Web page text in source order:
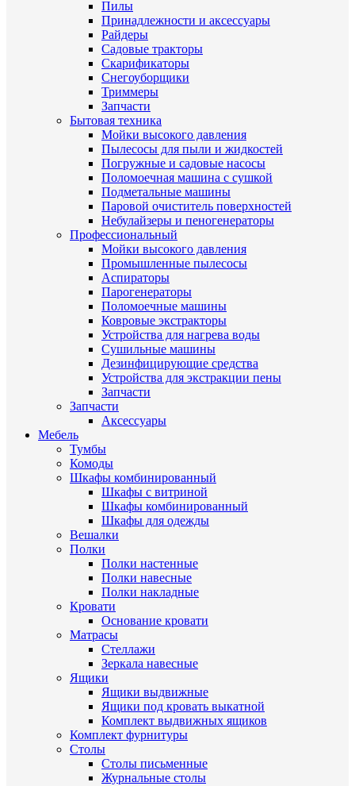
Пилы
Принадлежности и аксессуары
Райдеры
Садовые тракторы
Скарификаторы
Снегоуборщики
Триммеры
Запчасти
Бытовая техника
Мойки высокого давления
Пылесосы для пыли и жидкостей
Погружные и садовые насосы
Поломоечная машина с сушкой
Подметальные машины
Паровой очиститель поверхностей
Небулайзеры и пеногенераторы
Профессиональный
Мойки высокого давления
Промышленные пылесосы
Аспираторы
Парогенераторы
Поломоечные машины
Ковровые экстракторы
Устройства для нагрева воды
Сушильные машины
Дезинфицирующие средства
Устройства для экстракции пены
Запчасти
Запчасти
Аксессуары
Мебель
Тумбы
Комоды
Шкафы комбинированный
Шкафы с витриной
Шкафы комбинированный
Шкафы для одежды
Вешалки
Полки
Полки настенные
Полки навесные
Полки накладные
Кровати
Основание кровати
Матрасы
Стеллажи
Зеркала навесные
Ящики
Ящики выдвижные
Ящики под кровать выкатной
Комплект выдвижных ящиков
Комплект фурнитуры
Столы
Столы письменные
Журнальные cтолы